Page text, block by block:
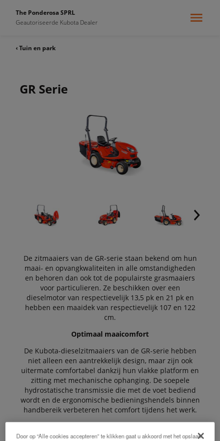
The Ponderosa SPRL
Geautoriseerde Kubota Dealer
‹ Tuin en park
GR Serie
De zitmaaiers van de GR-serie staan bekend om hun
maai- en opvangkwaliteiten in alle omstandigheden
en behoren dan ook tot de populairste grasmaaiers
voor particulieren. Ze beschikken over een
dieselmotor van respectievelijk 13,5 pk en 21 pk en
hebben een maaidek van respectievelijk 107 en 122
cm.
Optimaal maaicomfort
De Kubota-dieselzitmaaiers van de GR-serie hebben
niet alleen een aantrekkelijk design, maar zijn ook
uitermate comfortabel dankzij hun vlakke platform en
zitting met mechanische ophanging. De soepele
hydrostatische transmissie die met de voet bediend
wordt en de ergonomische bedieningshendels binnen
handbereik verbeteren het comfort tijdens het werk.
Door op “Alle cookies accepteren” te klikken gaat u akkoord met het opslaan